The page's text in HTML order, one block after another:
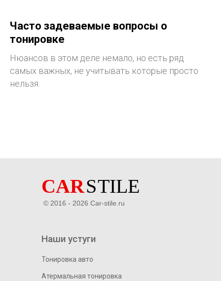
Часто задеваемые вопросы о
тонировке
Нюансов в этом деле немало, но есть ряд
самых важных, не учитывать которые просто
нельзя.
Наши устуги
Тонировка авто
Атермальная тонировка
© 2016 - 2026 Car-stile.ru